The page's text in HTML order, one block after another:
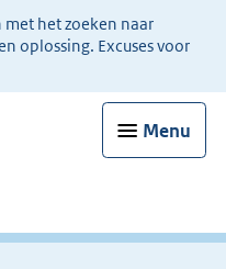
het zoeken naar
oplossing. Excuses voor
Menu